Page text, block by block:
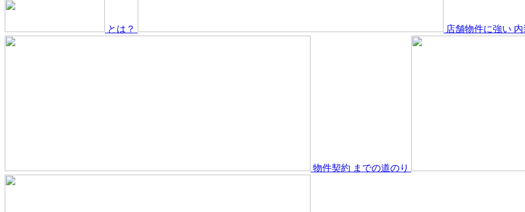
とは？ 店舗物件に強い
物件契約 までの道のり